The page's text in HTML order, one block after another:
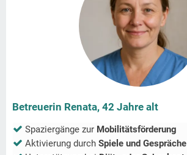
Betreuerin Renata, 42 Jahre alt
Spaziergänge zur Mobilitätsförderung
Aktivierung durch Spiele und Gespräche